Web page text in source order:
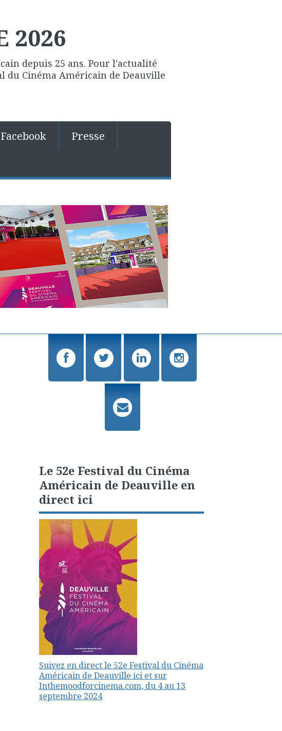
2026
depuis 25 ans. Pour l'actualité
du Cinéma Américain de Deauville
Facebook
Presse
Le 52e Festival du Cinéma
Américain de Deauville en
direct ici
Suivez en direct le 52e Festival du Cinéma
Américain de Deauville ici et sur
Inthemoodforcinema.com, du 4 au 13
septembre 2024